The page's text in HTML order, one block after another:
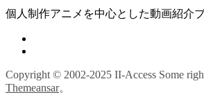
個人制作アニメを中心とした動画紹介
Copyright © 2002-2025 II-Access Some
Themeansar。